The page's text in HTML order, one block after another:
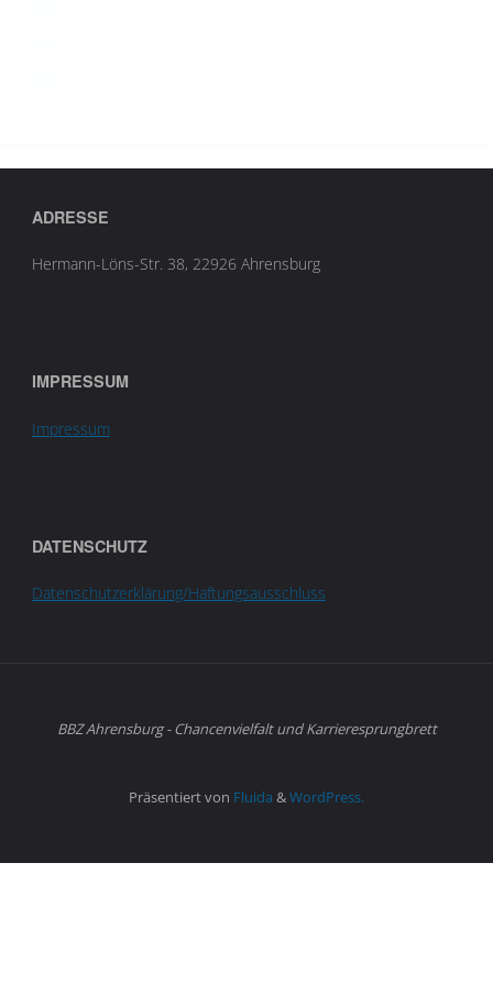
ADRESSE
Hermann-Löns-Str. 38, 22926 Ahrensburg
IMPRESSUM
Impressum
DATENSCHUTZ
Datenschutzerklärung/Haftungsausschluss
BBZ Ahrensburg - Chancenvielfalt und Karrieresprungbrett
Präsentiert von Fluida &WordPress.